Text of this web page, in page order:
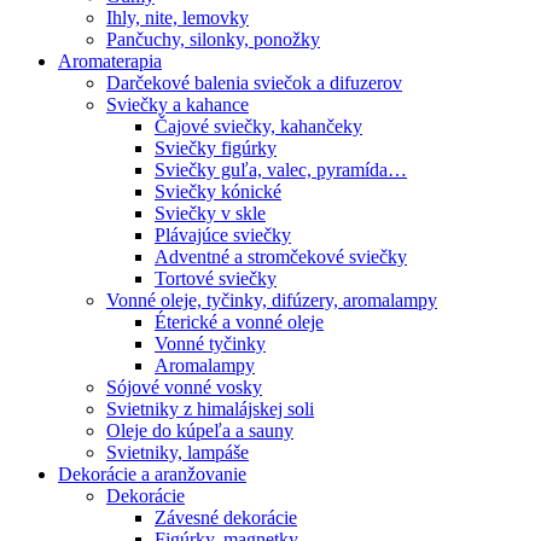
Ihly, nite, lemovky
Pančuchy, silonky, ponožky
Aromaterapia
Darčekové balenia sviečok a difuzerov
Sviečky a kahance
Čajové sviečky, kahančeky
Sviečky figúrky
Sviečky guľa, valec, pyramída…
Sviečky kónické
Sviečky v skle
Plávajúce sviečky
Adventné a stromčekové sviečky
Tortové sviečky
Vonné oleje, tyčinky, difúzery, aromalampy
Éterické a vonné oleje
Vonné tyčinky
Aromalampy
Sójové vonné vosky
Svietniky z himalájskej soli
Oleje do kúpeľa a sauny
Svietniky, lampáše
Dekorácie a aranžovanie
Dekorácie
Závesné dekorácie